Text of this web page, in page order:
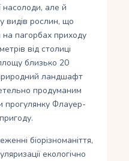
насолоди, але й
видів рослин, що
пагорбах приходу
від столиці
близько 20
ландшафт
продуманим
Флауер-
біорізноманіття,
екологічно